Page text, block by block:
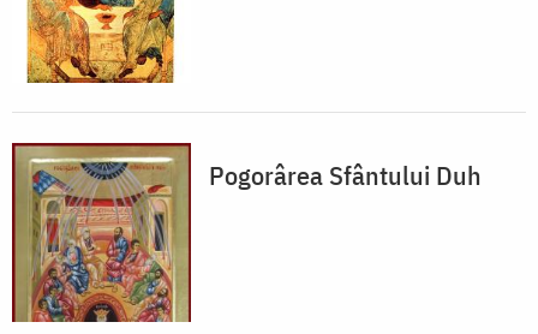
Pogorârea Sfântului Duh